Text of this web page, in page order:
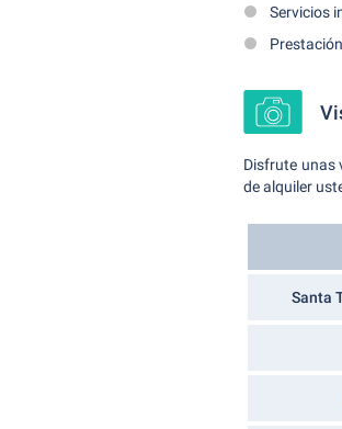
Servicios
Disfrute unas
de alquiler
Santa